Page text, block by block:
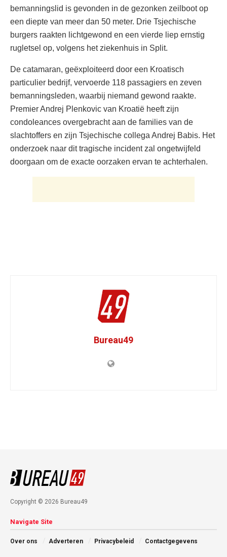
bemanningslid is gevonden in de gezonken zeilboot op
een diepte van meer dan 50 meter. Drie Tsjechische
burgers raakten lichtgewond en een vierde liep ernstig
rugletsel op, volgens het ziekenhuis in Split.
De catamaran, geëxploiteerd door een Kroatisch
particulier bedrijf, vervoerde 118 passagiers en zeven
bemanningsleden, waarbij niemand gewond raakte.
Premier Andrej Plenkovic van Kroatië heeft zijn
condoleances overgebracht aan de families van de
slachtoffers en zijn Tsjechische collega Andrej Babis. Het
onderzoek naar dit tragische incident zal ongetwijfeld
doorgaan om de exacte oorzaken ervan te achterhalen.
Bureau49
Copyright © 2026 Bureau49
Navigate Site
Over ons Adverteren Privacybeleid Contactgegevens